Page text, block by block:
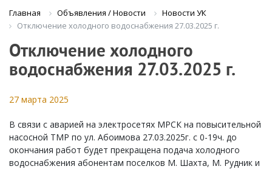
Главная Объявления / Новости
Новости УК
Отключение холодного водоснабжения 27.03.2025 г.
Отключение холодного
водоснабжения 27.03.2025 г.
27 марта 2025
В связи с аварией на электросетях МРСК на повысительной
насосной ТМР по ул. Абоимова 27.03.2025г. с 0-19ч. до
окончания работ будет прекращена подача холодного
водоснабжения абонентам поселков М. Шахта, М. Рудник и